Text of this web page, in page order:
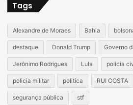
Tags
Alexandre de Moraes Bahia
destaque Donald Trump Governo
Jerônimo Rodrigues Lula policia
policia militar politica RUI COSTA
segurança pública stf